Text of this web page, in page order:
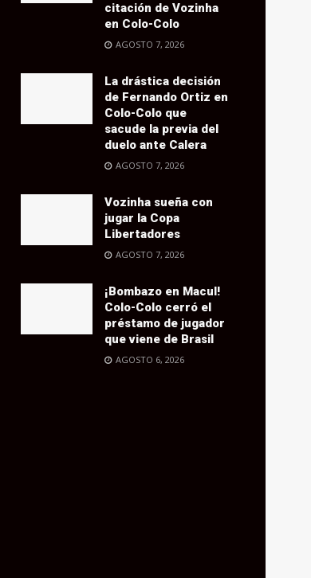
citación de Vozinha
en Colo-Colo
AGOSTO 7, 2026
La drástica decisión
de Fernando Ortiz en
Colo-Colo que
sacude la previa del
duelo ante Calera
AGOSTO 7, 2026
Vozinha sueña con
jugar la Copa
Libertadores
AGOSTO 7, 2026
¡Bombazo en Macul!
Colo-Colo cerró el
préstamo de jugador
que viene de Brasil
AGOSTO 6, 2026